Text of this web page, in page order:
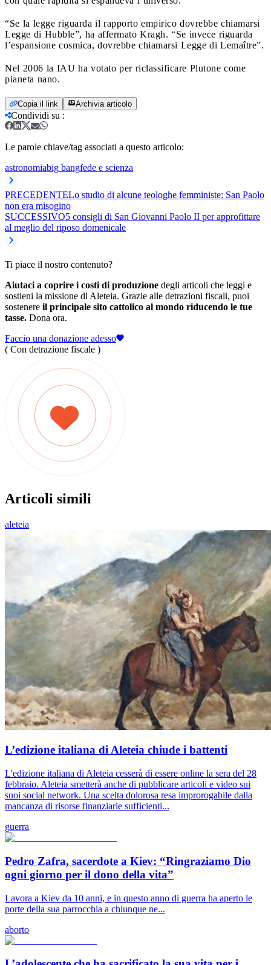
“Se la legge riguarda il rapporto empirico dovrebbe chiamarsi
Legge di Hubble”, ha affermato Kragh. “Se invece riguarda
l’espansione cosmica, dovrebbe chiamarsi Legge di Lemaître”.
Nel 2006 la IAU ha votato per riclassificare Plutone come
pianeta nano.
Copia il link Archivia articolo
Condividi su :
Le parole chiave/tag associati a questo articolo:
astronomiabig bangfede e scienza
PRECEDENTELo studio di alcune teologhe femministe: San Paolo
non era misogino
SUCCESSIVO5 consigli di San Giovanni Paolo II per approfittare
al meglio del riposo domenicale
Ti piace il nostro contenuto?
Aiutaci a coprire i costi di produzione degli articoli che leggi e
sostieni la missione di Aleteia. Grazie alle detrazioni fiscali, puoi
sostenere il principale sito cattolico al mondo riducendo le tue
tasse. Dona ora.
Faccio una donazione adesso
( Con detrazione fiscale )
Articoli simili
aleteia
L’edizione italiana di Aleteia chiude i battenti
L'edizione italiana di Aleteia cesserà di essere online la sera del 28
febbraio. Aleteia smetterà anche di pubblicare articoli e video sui
suoi social network. Una scelta dolorosa resa improrogabile dalla
mancanza di risorse finanziarie sufficienti...
guerra
Pedro Zafra, sacerdote a Kiev: “Ringraziamo Dio
ogni giorno per il dono della vita”
Lavora a Kiev da 10 anni, e in questo anno di guerra ha aperto le
porte della sua parrocchia a chiunque ne...
aborto